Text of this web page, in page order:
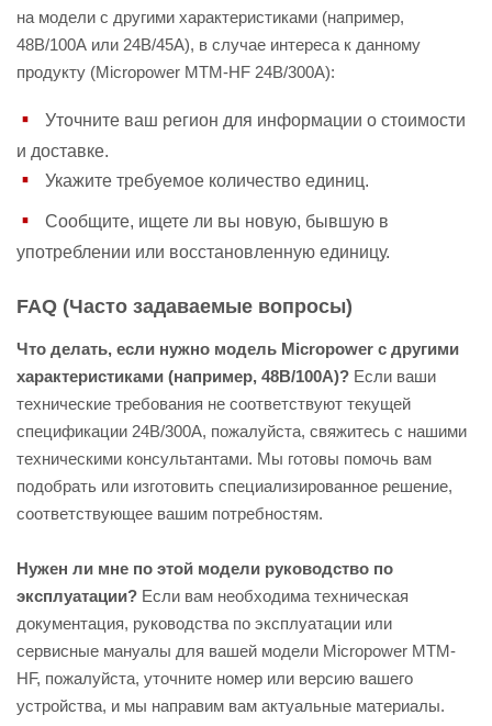
на модели с другими характеристиками (например,
48В/100А или 24В/45А), в случае интереса к данному
продукту (Micropower MTM-HF 24В/300А):
Уточните ваш регион для информации о стоимости
и доставке.
Укажите требуемое количество единиц.
Сообщите, ищете ли вы новую, бывшую в
употреблении или восстановленную единицу.
FAQ (Часто задаваемые вопросы)
Что делать, если нужно модель Micropower с другими
характеристиками (например, 48В/100А)? Если ваши
технические требования не соответствуют текущей
спецификации 24В/300А, пожалуйста, свяжитесь с нашими
техническими консультантами. Мы готовы помочь вам
подобрать или изготовить специализированное решение,
соответствующее вашим потребностям.
Нужен ли мне по этой модели руководство по
эксплуатации? Если вам необходима техническая
документация, руководства по эксплуатации или
сервисные мануалы для вашей модели Micropower MTM-
HF, пожалуйста, уточните номер или версию вашего
устройства, и мы направим вам актуальные материалы.